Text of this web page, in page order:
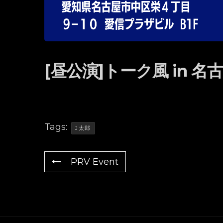
[昼公演]トーク風 in 名
Tags: J太郎
PRV Event